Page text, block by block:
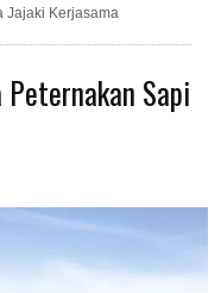
Jajaki Kerjasama
Sapi